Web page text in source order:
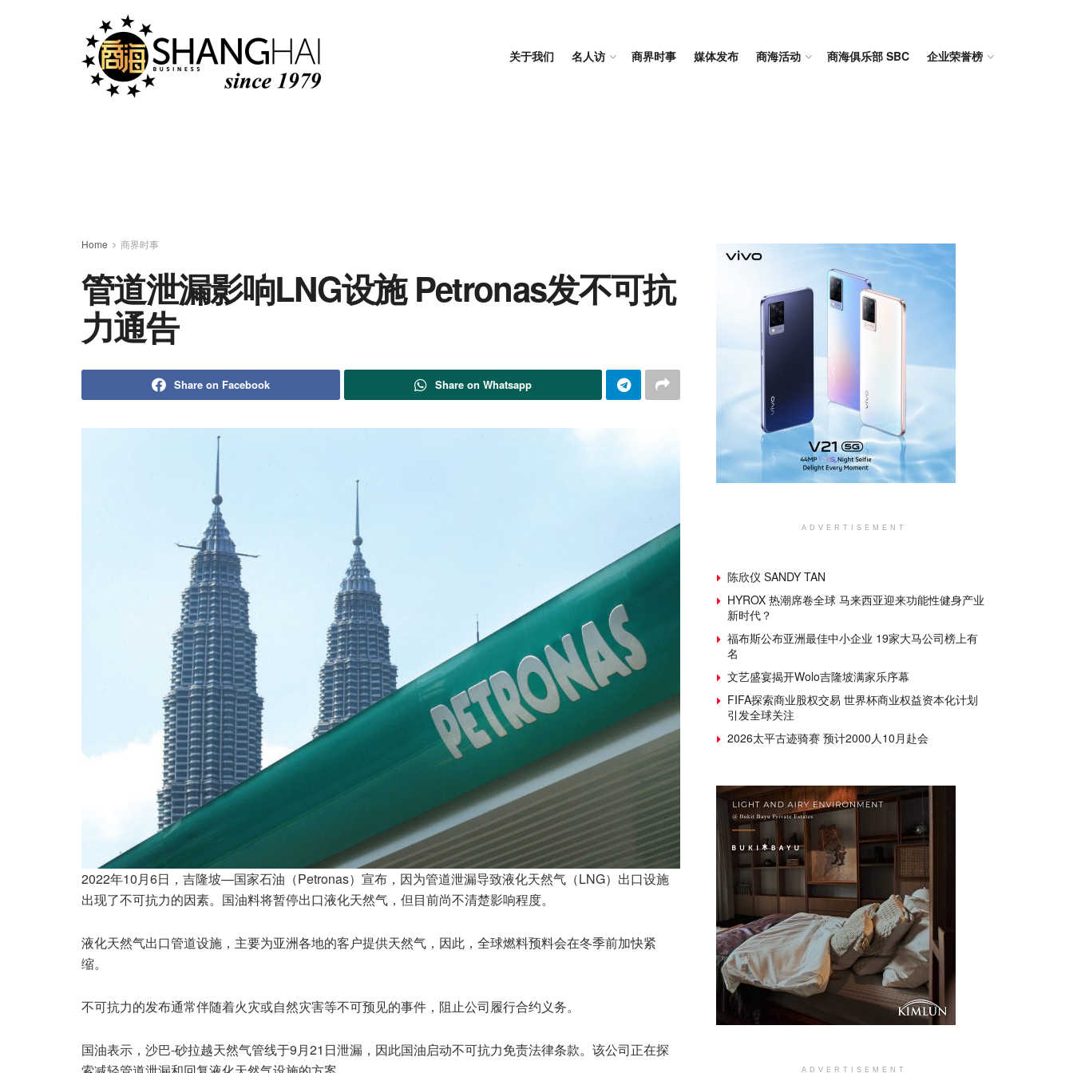
关于我们 名人访 商界时事 媒体发布 商海活动 商海俱乐部 SBC 企业荣誉榜
Home 商界时事
管道泄漏影响LNG设施 Petronas发不可抗
力通告
Share on Facebook Share on Whatsapp
2022年10月6日，吉隆坡—国家石油（Petronas）宣布，因为管道泄漏导致液化天然气（LNG）出口设施
出现了不可抗力的因素。国油料将暂停出口液化天然气，但目前尚不清楚影响程度。
液化天然气出口管道设施，主要为亚洲各地的客户提供天然气，因此，全球燃料预料会在冬季前加快紧
缩。
不可抗力的发布通常伴随着火灾或自然灾害等不可预见的事件，阻止公司履行合约义务。
国油表示，沙巴-砂拉越天然气管线于9月21日泄漏，因此国油启动不可抗力免责法律条款。该公司正在探
ADVERTISEMENT
陈欣仪 SANDY TAN
HYROX 热潮席卷全球 马来西亚迎来功能性健身产业
新时代？
福布斯公布亚洲最佳中小企业 19家大马公司榜上有
名
文艺盛宴揭开Wolo吉隆坡满家乐序幕
FIFA探索商业股权交易 世界杯商业权益资本化计划
引发全球关注
2026太平古迹骑赛 预计2000人10月赴会
ADVERTISEMENT